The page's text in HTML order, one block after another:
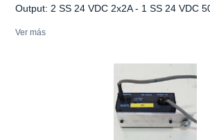
Output: 2 SS 24 VDC 2x2A - 1 SS 24 VDC
Ver más